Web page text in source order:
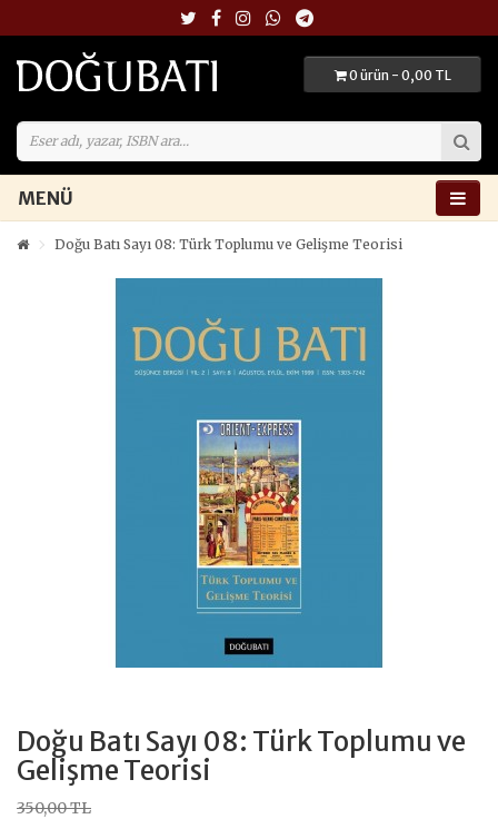
0 ürün - 0,00 TL
MENÜ
Doğu Batı Sayı 08: Türk Toplumu ve Gelişme Teorisi
Doğu Batı Sayı 08: Türk Toplumu ve
Gelişme Teorisi
350,00 TL